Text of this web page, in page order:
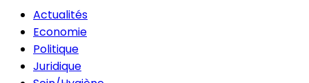
Actualités
Economie
Politique
Juridique